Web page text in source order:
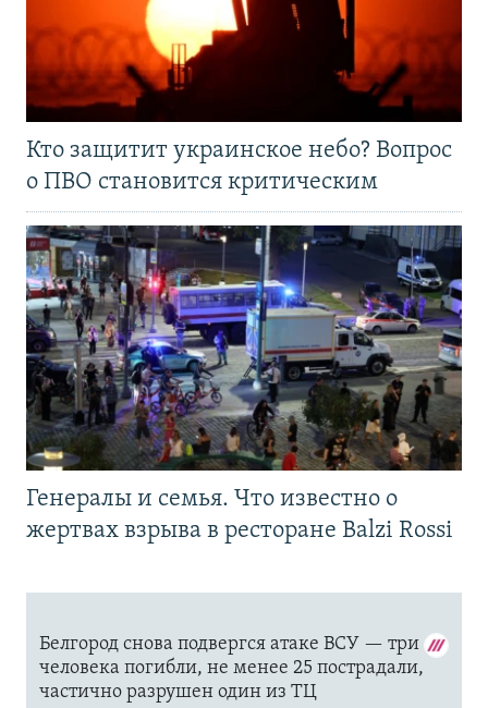
Кто защитит украинское небо? Вопрос
о ПВО становится критическим
Генералы и семья. Что известно о
жертвах взрыва в ресторане Balzi Rossi